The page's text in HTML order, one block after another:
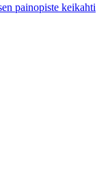
painopiste keikahti